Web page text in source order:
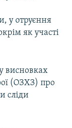
у отруєння
як участі
висновках
(ОЗХЗ) про
сліди